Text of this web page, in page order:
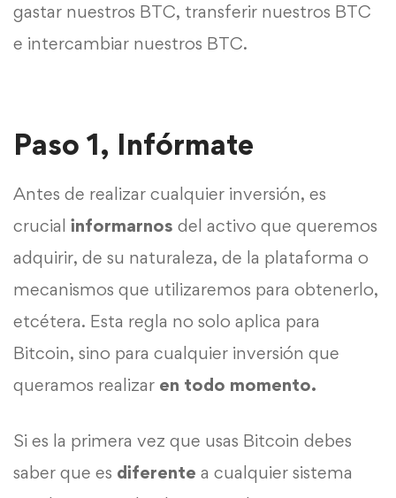
gastar nuestros BTC, transferir nuestros BTC
e intercambiar nuestros BTC.
Paso 1, Infórmate
Antes de realizar cualquier inversión, es
crucial informarnos del activo que queremos
adquirir, de su naturaleza, de la plataforma o
mecanismos que utilizaremos para obtenerlo,
etcétera. Esta regla no solo aplica para
Bitcoin, sino para cualquier inversión que
queramos realizar en todo momento.
Si es la primera vez que usas Bitcoin debes
saber que es diferente a cualquier sistema